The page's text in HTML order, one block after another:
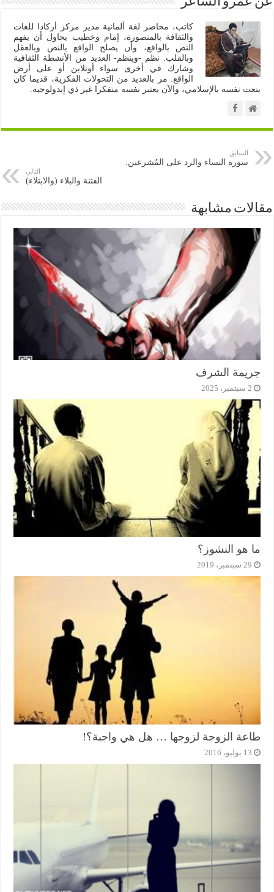
كاتب، محاضر لغة ألمانية مدير مركز أركادا للغات
والثقافة بالمنصورة، إمام وخطيب يحاول أن يفهم
النص بالواقع، وأن يصلح الواقع بالنص وبالعقل
وبالقلب. نظم -وينظم- العديد من الأنشطة الثقافية
وشارك في أخرى سواء أونلاين أو على أرض
الواقع. مر بالعديد من التحولات الفكرية، قديما كان
ينعت نفسه بالإسلامي، والآن يعتبر نفسه متفكرا غير ذي إيدولوجية.
السابق
سورة النساء والرد على المُشرعين.
التالي
الفتنة والبلاء (والابتلاء)
مقالات مشابهة
جريمة الشرف
2 سبتمبر، 2025
ما هو النشوز؟
29 سبتمبر، 2019
طاعة الزوجة لزوجها … هل هي واجبة؟!
13 يوليو، 2016